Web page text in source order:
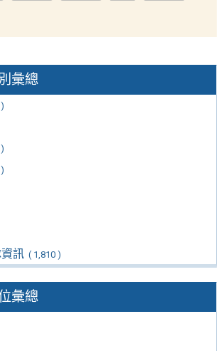
彙總
訊 ( 1,810 )
彙總